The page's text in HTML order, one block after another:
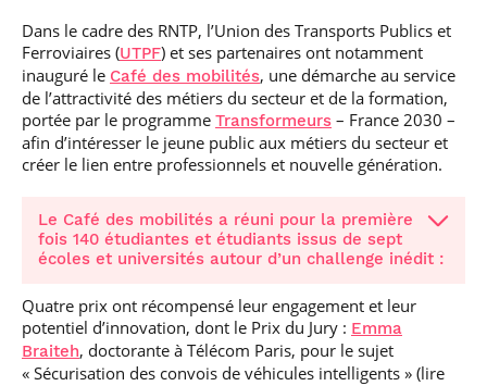
Dans le cadre des RNTP, l’Union des Transports Publics et
Ferroviaires (UTPF) et ses partenaires ont notamment
inauguré le Café des mobilités, une démarche au service
de l’attractivité des métiers du secteur et de la formation,
portée par le programme Transformeurs – France 2030 –
afin d’intéresser le jeune public aux métiers du secteur et
créer le lien entre professionnels et nouvelle génération.
Le Café des mobilités a réuni pour la première
fois 140 étudiantes et étudiants issus de sept
écoles et universités autour d’un challenge inédit :
Quatre prix ont récompensé leur engagement et leur
potentiel d’innovation, dont le Prix du Jury : Emma
Braiteh, doctorante à Télécom Paris, pour le sujet
« Sécurisation des convois de véhicules intelligents » (lire